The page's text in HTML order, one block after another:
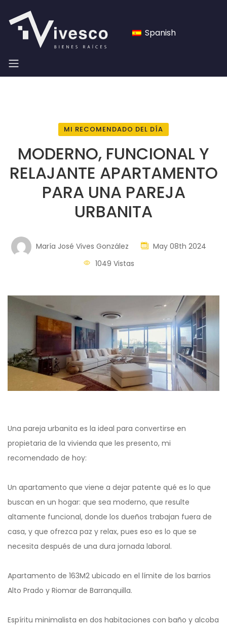
Spanish
MI RECOMENDADO DEL DÍA
MODERNO, FUNCIONAL Y
RELAJANTE APARTAMENTO
PARA UNA PAREJA
URBANITA
María José Vives González
May 08th 2024
1049 Vistas
Una pareja urbanita es la ideal para convertirse en
propietaria de la vivienda que les presento, mi
recomendado de hoy:
Un apartamento que viene a dejar patente qué es lo que
buscan en un hogar: que sea moderno, que resulte
altamente funcional, donde los dueños trabajan fuera de
casa, y que ofrezca paz y relax, pues eso es lo que se
necesita después de una dura jornada laboral.
Apartamento de 163M2 ubicado en el límite de los barrios
Alto Prado y Riomar de Barranquilla.
Espíritu minimalista en dos habitaciones con baño y alcoba